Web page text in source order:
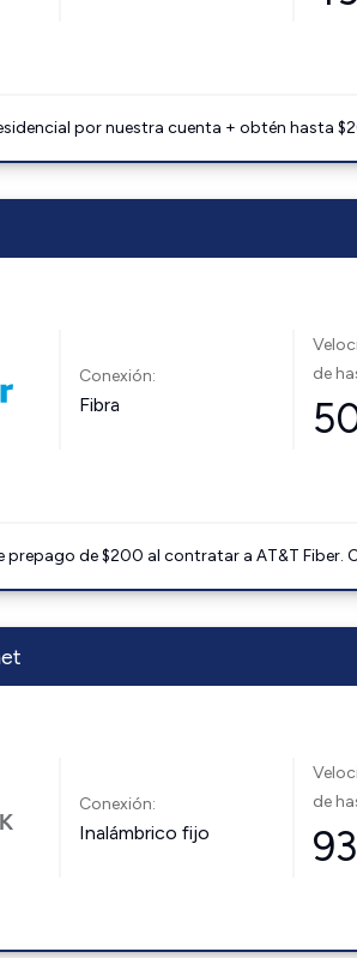
por nuestra cuenta + obtén hasta
Conexión:
Fibra
de
de $200 al contratar a AT&T Fiber.
Conexión:
Inalámbrico fijo
de